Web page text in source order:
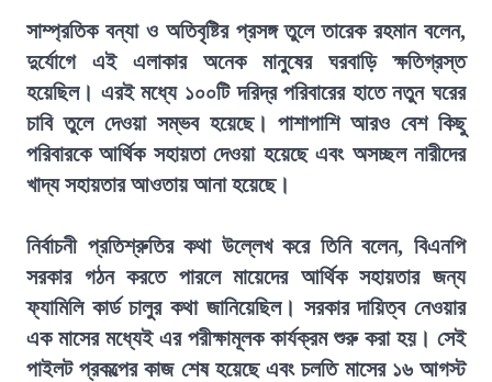
সাম্প্রতিক বন্যা ও অতিবৃষ্টির প্রসঙ্গ তুলে তারেক রহমান বলেন,
দুর্যোগে এই এলাকার অনেক মানুষের ঘরবাড়ি ক্ষতিগ্রস্ত
হয়েছিল। এরই মধ্যে ১০০টি দরিদ্র পরিবারের হাতে নতুন ঘরের
চাবি তুলে দেওয়া সম্ভব হয়েছে। পাশাপাশি আরও বেশ কিছু
পরিবারকে আর্থিক সহায়তা দেওয়া হয়েছে এবং অসচ্ছল নারীদের
খাদ্য সহায়তার আওতায় আনা হয়েছে।
নির্বাচনী প্রতিশ্রুতির কথা উল্লেখ করে তিনি বলেন, বিএনপি
সরকার গঠন করতে পারলে মায়েদের আর্থিক সহায়তার জন্য
ফ্যামিলি কার্ড চালুর কথা জানিয়েছিল। সরকার দায়িত্ব নেওয়ার
এক মাসের মধ্যেই এর পরীক্ষামূলক কার্যক্রম শুরু করা হয়। সেই
পাইলট প্রকল্পের কাজ শেষ হয়েছে এবং চলতি মাসের ১৬ আগস্ট